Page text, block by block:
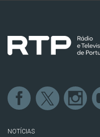
NOTÍCIAS